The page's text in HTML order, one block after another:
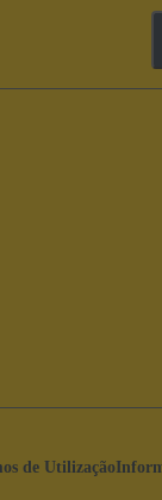
de Utilização